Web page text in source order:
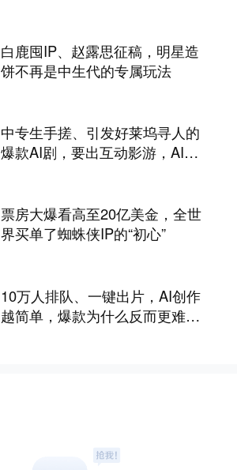
白鹿囤IP、赵露思征稿，明星造
饼不再是中生代的专属玩法
中专生手搓、引发好莱坞寻人的
爆款AI剧，要出互动影游，AI剧
票房大爆看高至20亿美金，全世
界买单了蜘蛛侠IP的“初心”
10万人排队、一键出片，AI创作
越简单，爆款为什么反而更难做